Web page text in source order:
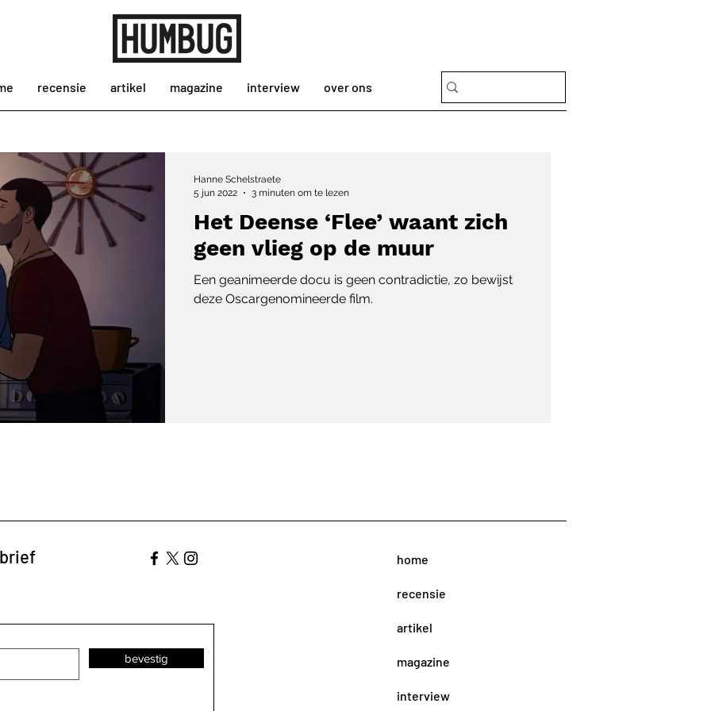
recensie artikel magazine interview over ons
Het Deense ‘Flee’ waant zich
geen vlieg op de muur
Een geanimeerde docu is geen contradictie, zo bewijst
deze Oscargenomineerde film.
Hanne Schelstraete
5 jun 2022
3 minuten om te lezen
bevestig
home
recensie
artikel
magazine
interview